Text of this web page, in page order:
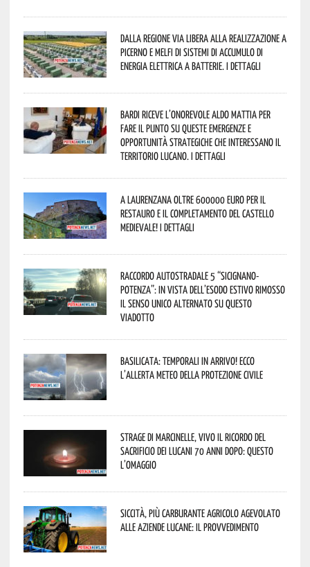
Dalla Regione via libera alla realizzazione a
Picerno e Melfi di sistemi di accumulo di
energia elettrica a batterie. I dettagli
Bardi riceve l’onorevole Aldo Mattia per
fare il punto su queste emergenze e
opportunità strategiche che interessano il
territorio lucano. I dettagli
A Laurenzana oltre 600000 euro per il
restauro e il completamento del Castello
Medievale! I dettagli
Raccordo Autostradale 5 “Sicignano-
Potenza”: in vista dell’esodo estivo rimosso
il senso unico alternato su questo
viadotto
Basilicata: temporali in arrivo! Ecco
l’allerta meteo della Protezione civile
Strage di Marcinelle, vivo il ricordo del
sacrificio dei lucani 70 anni dopo: questo
l’omaggio
Siccità, più carburante agricolo agevolato
alle aziende lucane: il provvedimento